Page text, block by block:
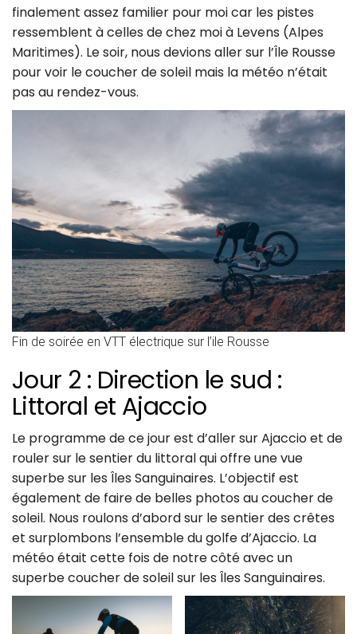
finalement assez familier pour moi car les pistes
ressemblent à celles de chez moi à Levens (Alpes
Maritimes). Le soir, nous devions aller sur l’Île Rousse
pour voir le coucher de soleil mais la météo n’était
pas au rendez-vous.
Fin de soirée en VTT électrique sur l’ile Rousse
Jour 2 : Direction le sud :
Littoral et Ajaccio
Le programme de ce jour est d’aller sur Ajaccio et de
rouler sur le sentier du littoral qui offre une vue
superbe sur les Îles Sanguinaires. L’objectif est
également de faire de belles photos au coucher de
soleil. Nous roulons d’abord sur le sentier des crêtes
et surplombons l’ensemble du golfe d’Ajaccio. La
météo était cette fois de notre côté avec un
superbe coucher de soleil sur les Îles Sanguinaires.